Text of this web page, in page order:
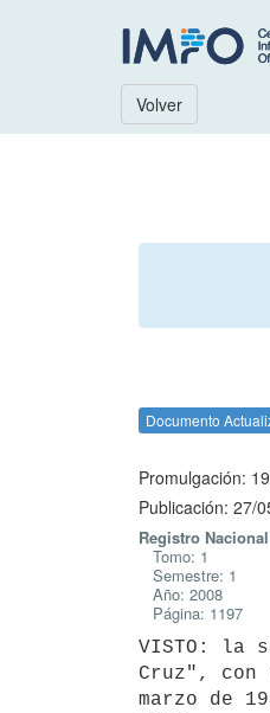
Volver
Documento
Promulgación:
Publicación: 27/
Registro
Tomo: 1
Semestre: 1
Año: 2008
Página: 1197
VISTO: la
Cruz", con
marzo de